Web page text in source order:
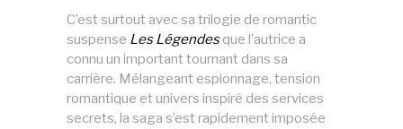
C’est surtout avec sa trilogie de romantic
suspense Les Légendesque l’autrice a
connu un important tournant dans sa
carrière. Mélangeant espionnage, tension
romantique et univers inspiré des services
secrets, la saga s’est rapidement imposée